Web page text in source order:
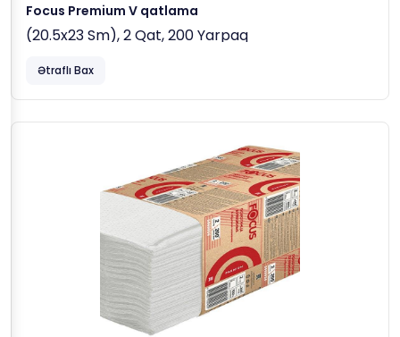
Focus Premium V qatlama
(20.5x23 Sm), 2 Qat, 200 Yarpaq
Ətraflı Bax